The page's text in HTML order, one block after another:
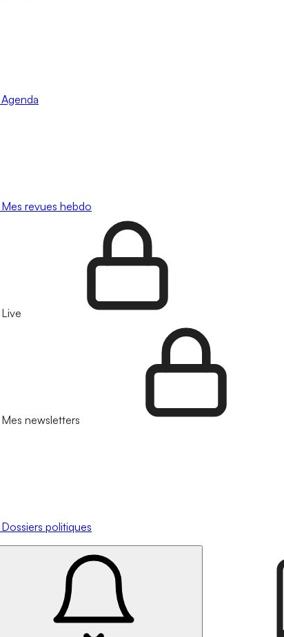
Agenda
Mes revues hebdo
Live
Mes newsletters
Dossiers politiques